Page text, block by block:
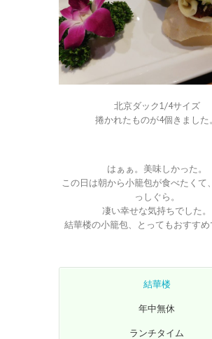
北京ダック1/4サイズ
捲かれたものが4個きました。
はぁぁ。美味しかった。
この日は朝から小籠包が食べたくて
っしぐら。
凄い幸せな気持ちでした。
結華楼の小籠包、とってもおすす
結華楼
年中無休
ランチタイム